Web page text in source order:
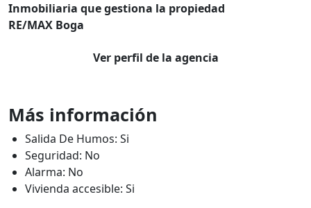
Inmobiliaria que gestiona la propiedad
RE/MAX Boga
Ver perfil de la agencia
Más información
Salida De Humos: Si
Seguridad: No
Alarma: No
Vivienda accesible: Si